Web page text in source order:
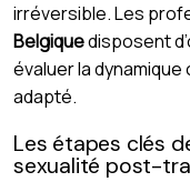
irréversible. Les
Belgiquedisposent
évaluer la
adapté.
Les étapes clés
sexualité post-